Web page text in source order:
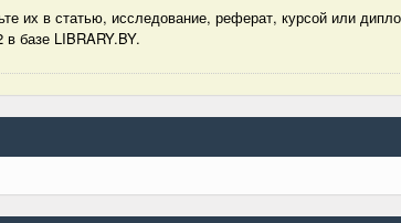
их в статью, исследование, реферат, курсой или
базе LIBRARY.BY.